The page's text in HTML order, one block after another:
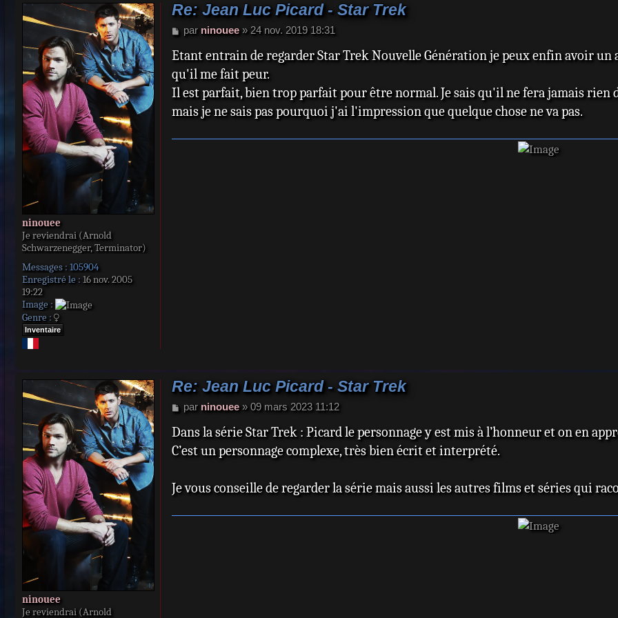
ninouee
Je reviendrai (Arnold
Schwarzenegger, Terminator)
Messages : 105904
Enregistré le : 16 nov. 2005
19:22
Image :
Genre :
Inventaire
Re: Jean Luc Picard - Star Trek
M
s
a
g
par ninouee» 24 nov. 2019 18:31
Etant entrain de regarder Star Trek Nouvelle Génération je peux enfin avoir un
qu'il me fait peur.
Il est parfait, bien trop parfait pour être normal. Je sais qu'il ne fera jamais rien
mais je ne sais pas pourquoi j'ai l'impression que quelque chose ne va pas.
ninouee
Je reviendrai (Arnold
Re: Jean Luc Picard - Star Trek
M
s
s
a
par ninouee» 09 mars 2023 11:12
Dans la série Star Trek : Picard le personnage y est mis à l’honneur et on en
C’est un personnage complexe, très bien écrit et interprété.
Je vous conseille de regarder la série mais aussi les autres films et séries qui